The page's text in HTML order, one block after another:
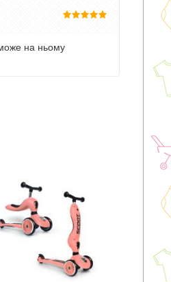
на ньому